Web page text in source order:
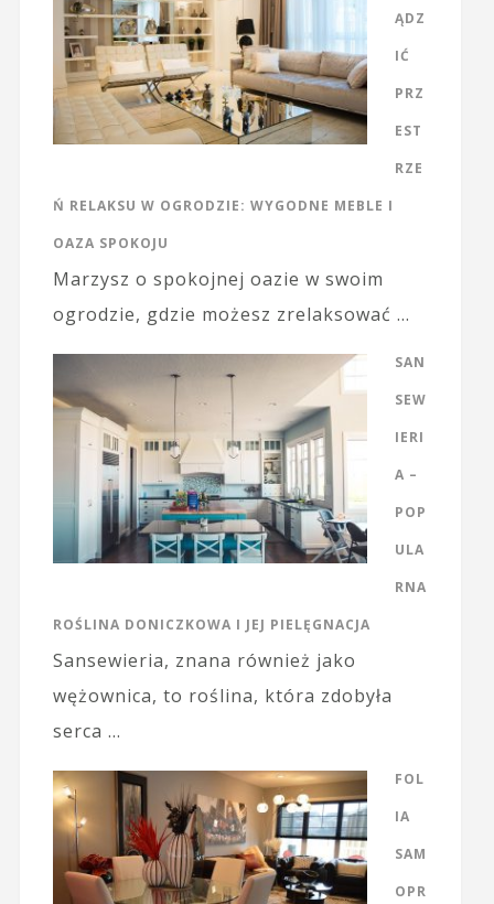
ĄDZ
IĆ
PRZ
EST
RZE
Ń RELAKSU W OGRODZIE: WYGODNE MEBLE I
OAZA SPOKOJU
Marzysz o spokojnej oazie w swoim
ogrodzie, gdzie możesz zrelaksować …
SAN
SEW
IERI
A –
POP
ULA
RNA
ROŚLINA DONICZKOWA I JEJ PIELĘGNACJA
Sansewieria, znana również jako
wężownica, to roślina, która zdobyła
serca …
FOL
IA
SAM
OPR